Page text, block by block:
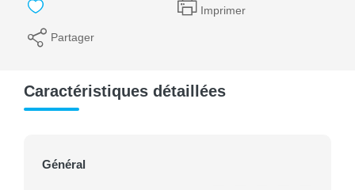
Imprimer
Partager
Caractéristiques détaillées
Général